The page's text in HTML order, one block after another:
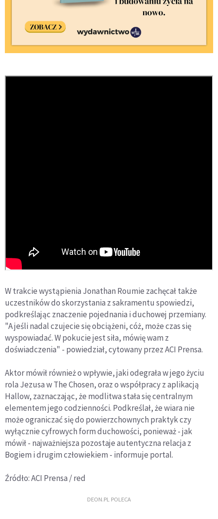
W trakcie wystąpienia Jonathan Roumie zachęcał także
uczestników do skorzystania z sakramentu spowiedzi,
podkreślając znaczenie pojednania i duchowej przemiany.
"A jeśli nadal czujecie się obciążeni, cóż, może czas się
wyspowiadać. W pokucie jest siła, mówię wam z
doświadczenia" - powiedział, cytowany przez ACI Prensa.
Aktor mówił również o wpływie, jaki odegrała w jego życiu
rola Jezusa w The Chosen, oraz o współpracy z aplikacją
Hallow, zaznaczając, że modlitwa stała się centralnym
elementem jego codzienności. Podkreślał, że wiara nie
może ograniczać się do powierzchownych praktyk czy
wyłącznie cyfrowych form duchowości, ponieważ - jak
mówił - najważniejsza pozostaje autentyczna relacja z
Bogiem i drugim człowiekiem - informuje portal.
Źródło: ACI Prensa / red
DEON.PL POLECA